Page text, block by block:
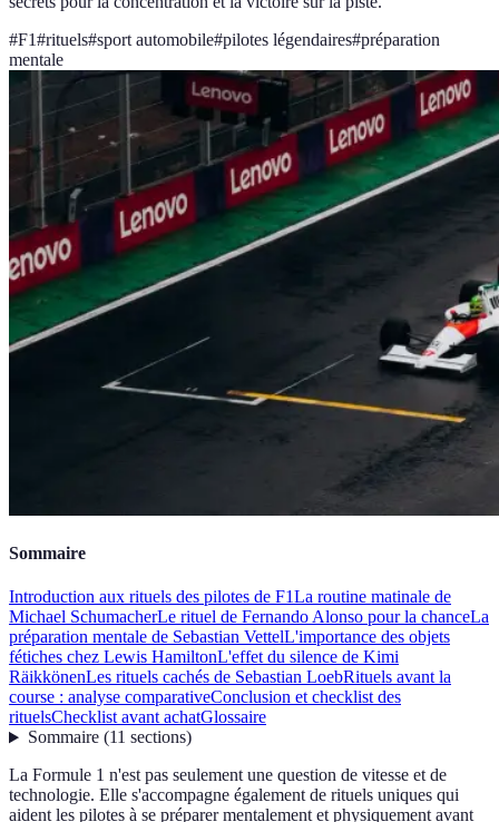
#F1#rituels#sport automobile#pilotes légendaires#préparation
mentale
Sommaire
Introduction aux rituels des pilotes de F1La routine matinale de
Michael SchumacherLe rituel de Fernando Alonso pour la chanceLa
préparation mentale de Sebastian VettelL'importance des objets
fétiches chez Lewis HamiltonL'effet du silence de Kimi
RäikkönenLes rituels cachés de Sebastian LoebRituels avant la
course : analyse comparativeConclusion et checklist des
rituelsChecklist avant achatGlossaire
Sommaire(11 sections)
La Formule 1 n'est pas seulement une question de vitesse et de
technologie. Elle s'accompagne également de rituels uniques qui
aident les pilotes à se préparer mentalement et physiquement avant